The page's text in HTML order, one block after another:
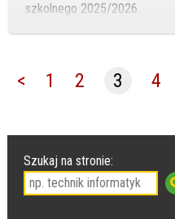
szkolnego 2025/2026.
< 1 2 3 4
Szukaj na stronie: